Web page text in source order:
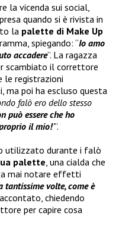
la vicenda sui social,
quando si è rivista in
la palette di Make Up
spiegando: “Io amo
accadere”. La ragazza
scambiato il correttore
le registrazioni
ma poi ha escluso questa
falò ero dello stesso
può essere che ho
il mio!’”.
utilizzato durante i falò
palette , una cialda che
mai notare effetti
tantissime volte, come è
chiedendo
per capire cosa